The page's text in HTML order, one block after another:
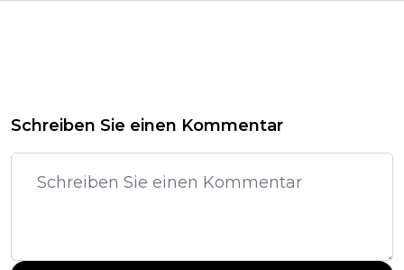
Schreiben Sie einen Kommentar